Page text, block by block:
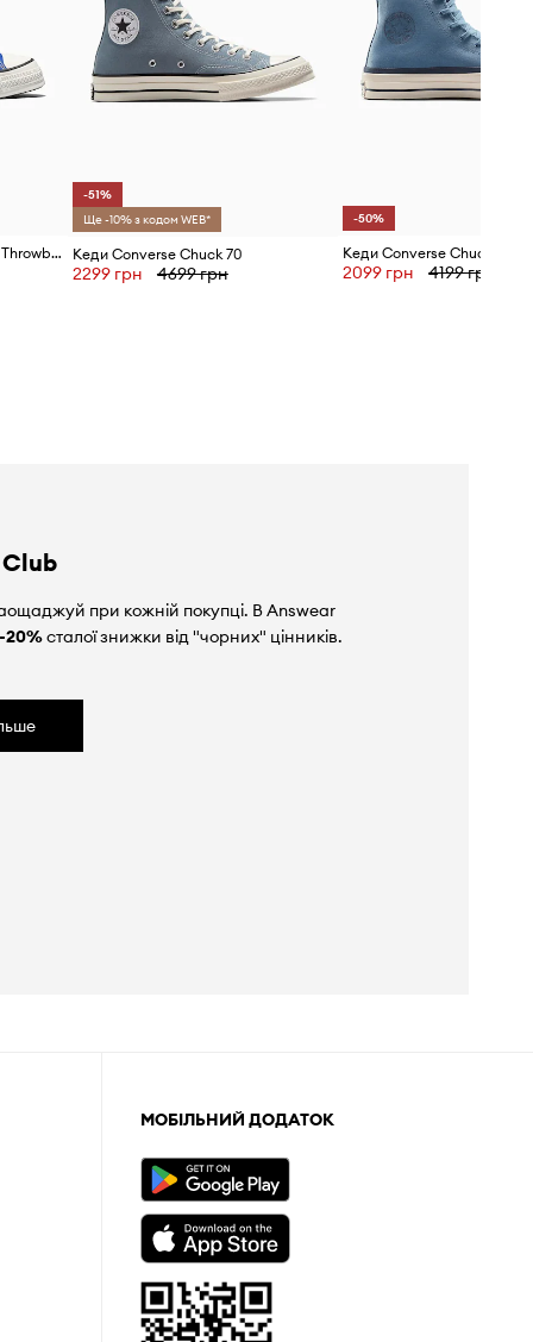
Кеди Converse Chuck Taylor Throwback
-51%
Ще -10% з кодом WEB*
Кеди Converse Chuck 70
2299 грн 4699 грн
-50%
Кеди Converse Chuck 70
2099 грн 4199 грн
при кожній покупці. В Answear
-20%сталої знижки від "чорних" цінників.
МОБІЛЬНИЙ ДОДАТОК